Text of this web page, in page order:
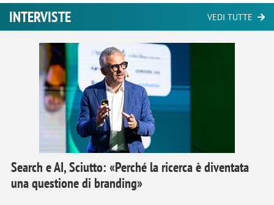
INTERVISTE VEDI TUTTE
Search e AI, Sciutto: «Perché la ricerca è diventata
una questione di branding»